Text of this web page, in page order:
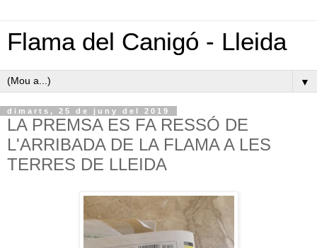
Flama del Canigó - Lleida
▼
dimarts, 25 de juny del 2019
LA PREMSA ES FA RESSÓ DE
L'ARRIBADA DE LA FLAMA A LES
TERRES DE LLEIDA